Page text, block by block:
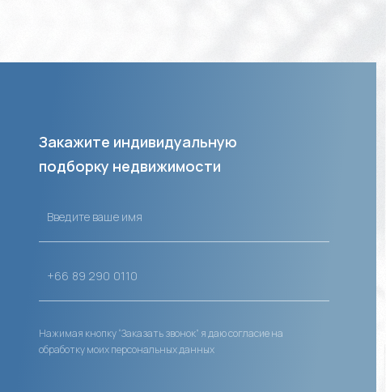
Закажите индивидуальную
подборку недвижимости
Нажимая кнопку “Заказать звонок” я даю согласие на
обработку моих персональных данных